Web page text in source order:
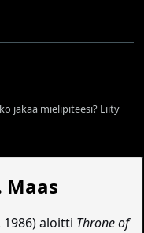
jakaa mielipiteesi? Liity
Maas
1986) aloitti Throne of